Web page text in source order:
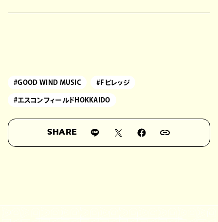
#GOOD WIND MUSIC #Fビレッジ
#エスコンフィールドHOKKAIDO
SHARE